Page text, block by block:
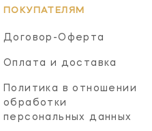
ПОКУПАТЕЛЯМ
Договор-Оферта
Оплата и доставка
Политика в отношении
обработки
персональных данных